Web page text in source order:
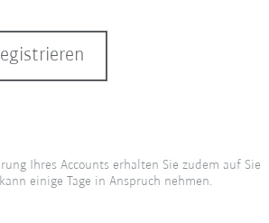
Ihres Accounts erhalten Sie zudem auf Sie
einige Tage in Anspruch nehmen.